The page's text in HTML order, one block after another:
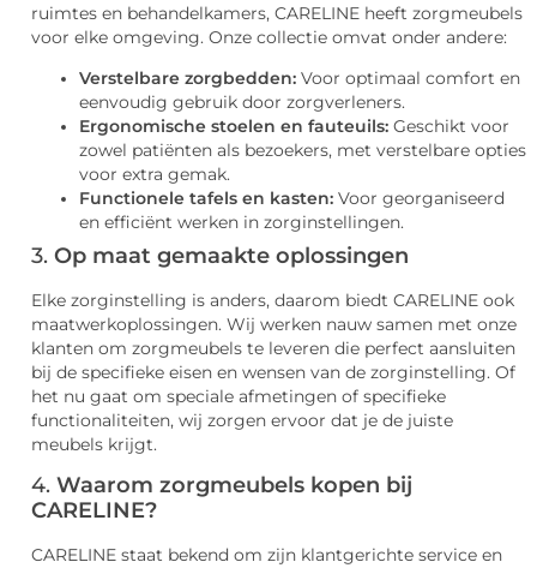
ruimtes en behandelkamers, CARELINE heeft zorgmeubels
voor elke omgeving. Onze collectie omvat onder andere:
Verstelbare zorgbedden: Voor optimaal comfort en
eenvoudig gebruik door zorgverleners.
Ergonomische stoelen en fauteuils: Geschikt voor
zowel patiënten als bezoekers, met verstelbare opties
voor extra gemak.
Functionele tafels en kasten: Voor georganiseerd
en efficiënt werken in zorginstellingen.
3. Op maat gemaakte oplossingen
Elke zorginstelling is anders, daarom biedt CARELINE ook
maatwerkoplossingen. Wij werken nauw samen met onze
klanten om zorgmeubels te leveren die perfect aansluiten
bij de specifieke eisen en wensen van de zorginstelling. Of
het nu gaat om speciale afmetingen of specifieke
functionaliteiten, wij zorgen ervoor dat je de juiste
meubels krijgt.
4. Waarom zorgmeubels kopen bij
CARELINE?
CARELINE staat bekend om zijn klantgerichte service en